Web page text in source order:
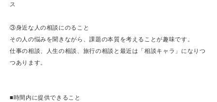
ス
③身近な人の相談にのること
その人の悩みを聞きながら、課題の本質を考えることが趣味です。
仕事の相談、人生の相談、旅行の相談と最近は「相談キャラ」になりつ
つあります。
■時間内に提供できること